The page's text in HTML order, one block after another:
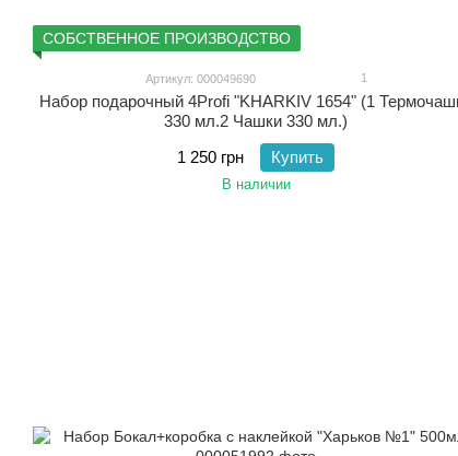
СОБСТВЕННОЕ ПРОИЗВОДСТВО
Артикул: 000049690 1
Набор подарочный 4Profi "KHARKIV 1654" (1
330 мл.2 Чашки 330 мл.)
1 250 грн
Купить
В наличии